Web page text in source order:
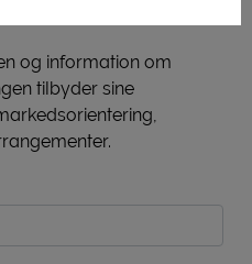
og information om
tilbyder sine